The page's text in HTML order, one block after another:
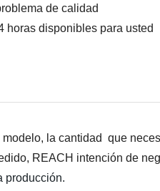
de calidad
horas disponibles para usted
la cantidad que
REACH intención de
producción.